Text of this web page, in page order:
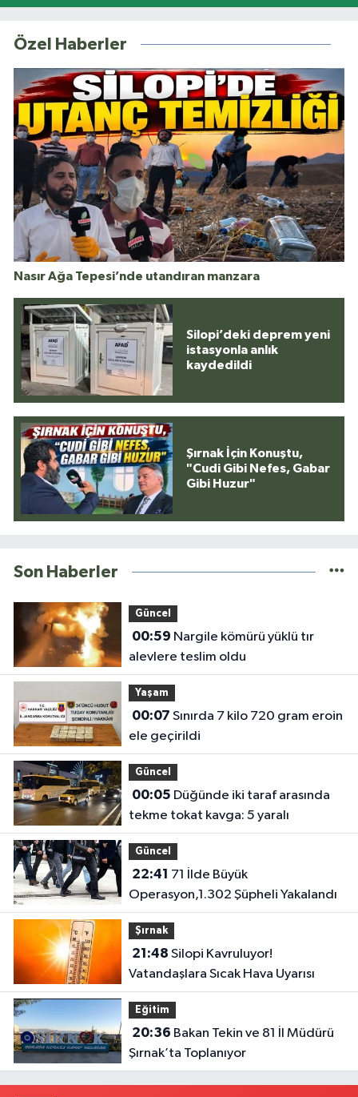
Özel Haberler
Nasır Ağa Tepesi’nde utandıran manzara
Silopi’deki deprem yeni
istasyonla anlık
kaydedildi
Şırnak İçin Konuştu,
"Cudi Gibi Nefes, Gabar
Gibi Huzur"
Son Haberler
Güncel
00:59
alevlere teslim oldu
Yaşam
00:07
ele geçirildi
Güncel
00:05
tekme tokat kavga: 5 yaralı
Güncel
22:41
Operasyon,1.302 Şüpheli Yakalandı
Şırnak
21:48
Vatandaşlara Sıcak Hava Uyarısı
Eğitim
20:36
Şırnak’ta Toplanıyor